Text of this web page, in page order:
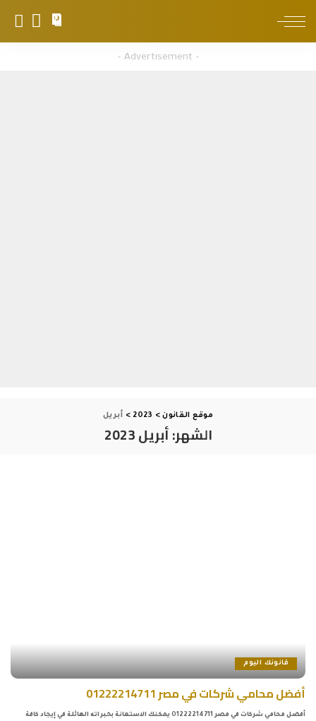
0
– Advertisement –
موقع القانون>
2023
> أبريل
الشهر:أبريل 2023
قانونك اليوم
أفضل محامي شركات في مصر 01222214711
أفضل محامي شركات في مصر 01222214711 يمكنك الاستعانة بخبراته الهائلة في إيجاد كافة